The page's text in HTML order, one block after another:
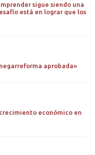
sigue siendo una
está en lograr que los
aprobada»
económico en